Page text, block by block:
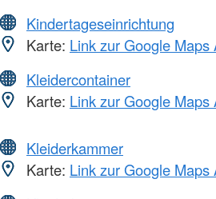
Kindertageseinrichtung
Karte: Link zur Google Maps
Kleidercontainer
Karte: Link zur Google Maps
Kleiderkammer
Karte: Link zur Google Maps